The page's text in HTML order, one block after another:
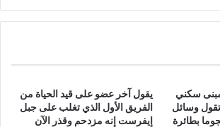
سكني
وسائل
بطائرة
يقول آخر عضو على قيد الحياة من
الفريق الأول الذي تغلب على جبل
إيفرست إنه مزدحم وقذر الآن